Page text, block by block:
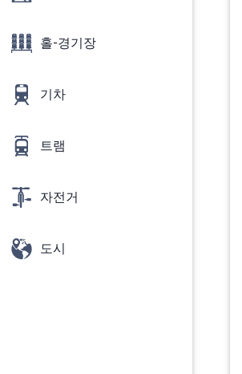
홀-경기장
기차
트램
자전거
도시